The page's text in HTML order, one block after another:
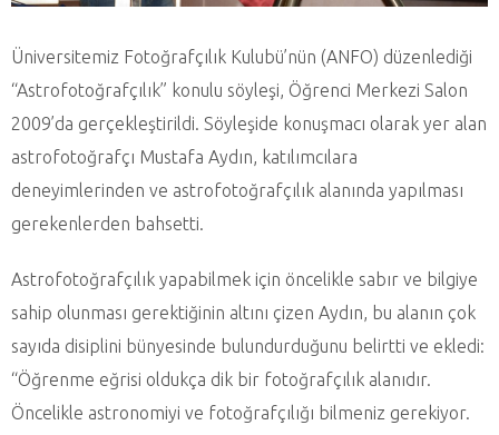
Üniversitemiz Fotoğrafçılık Kulubü’nün (ANFO) düzenlediği
“Astrofotoğrafçılık” konulu söyleşi, Öğrenci Merkezi Salon
2009’da gerçekleştirildi. Söyleşide konuşmacı olarak yer alan
astrofotoğrafçı Mustafa Aydın, katılımcılara
deneyimlerinden ve astrofotoğrafçılık alanında yapılması
gerekenlerden bahsetti.
Astrofotoğrafçılık yapabilmek için öncelikle sabır ve bilgiye
sahip olunması gerektiğinin altını çizen Aydın, bu alanın çok
sayıda disiplini bünyesinde bulundurduğunu belirtti ve ekledi:
“Öğrenme eğrisi oldukça dik bir fotoğrafçılık alanıdır.
Öncelikle astronomiyi ve fotoğrafçılığı bilmeniz gerekiyor.